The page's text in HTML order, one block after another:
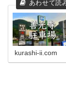
kurashi-ii.com